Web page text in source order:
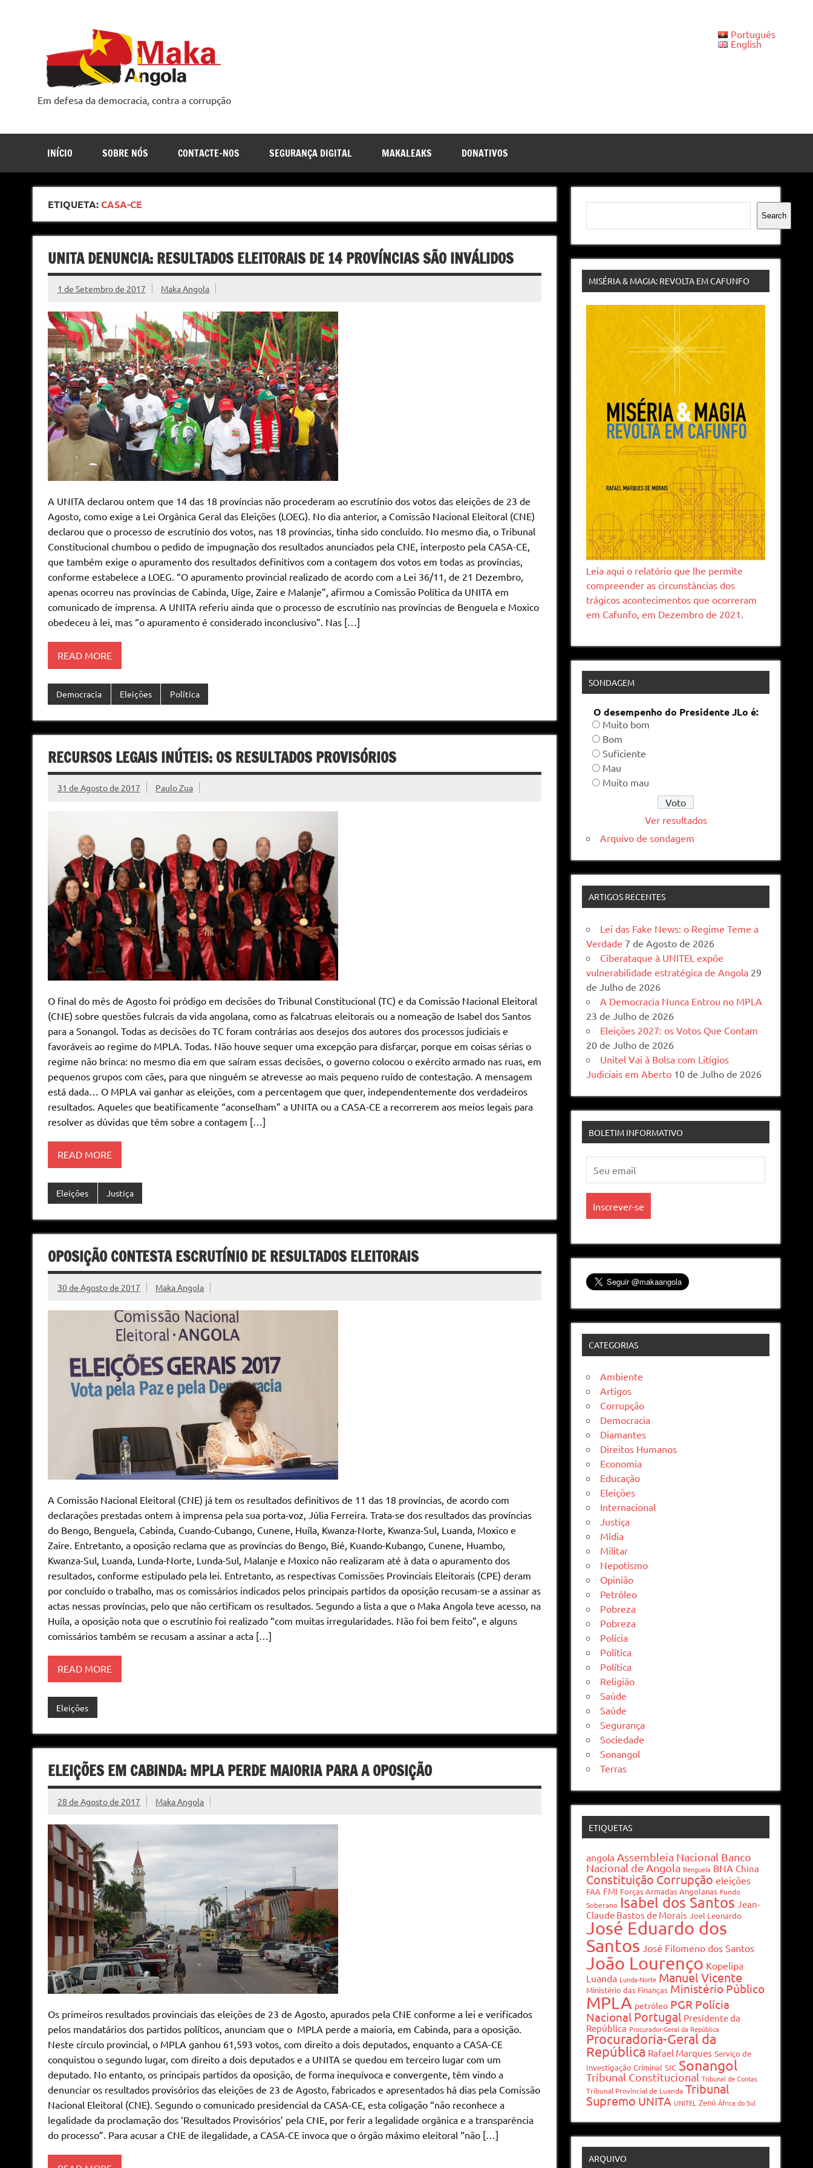
Em defesa da democracia, contra a corrupção
Português
English
INÍCIO SOBRE NÓS CONTACTE-NOS SEGURANÇA DIGITAL MAKALEAKS DONATIVOS
ETIQUETA:CASA-CE
UNITA DENUNCIA: RESULTADOS ELEITORAIS DE 14 PROVÍNCIAS SÃO INVÁLIDOS
1 de Setembro de 2017 Maka Angola
A UNITA declarou ontem que 14 das 18 províncias não procederam ao escrutínio dos votos das eleições de 23 de
Agosto, como exige a Lei Orgânica Geral das Eleições (LOEG). No dia anterior, a Comissão Nacional Eleitoral (CNE)
declarou que o processo de escrutínio dos votos, nas 18 províncias, tinha sido concluído. No mesmo dia, o Tribunal
Constitucional chumbou o pedido de impugnação dos resultados anunciados pela CNE, interposto pela CASA-CE,
que também exige o apuramento dos resultados definitivos com a contagem dos votos em todas as províncias,
conforme estabelece a LOEG. “O apuramento provincial realizado de acordo com a Lei 36/11, de 21 Dezembro,
apenas ocorreu nas províncias de Cabinda, Uíge, Zaire e Malanje”, afirmou a Comissão Política da UNITA em
comunicado de imprensa. A UNITA referiu ainda que o processo de escrutínio nas províncias de Benguela e Moxico
obedeceu à lei, mas “o apuramento é considerado inconclusivo”. Nas […]
READ MORE
Democracia Eleições Política
RECURSOS LEGAIS INÚTEIS: OS RESULTADOS PROVISÓRIOS
31 de Agosto de 2017 Paulo Zua
O final do mês de Agosto foi pródigo em decisões do Tribunal Constitucional (TC) e da Comissão Nacional Eleitoral
(CNE) sobre questões fulcrais da vida angolana, como as falcatruas eleitorais ou a nomeação de Isabel dos Santos
para a Sonangol. Todas as decisões do TC foram contrárias aos desejos dos autores dos processos judiciais e
favoráveis ao regime do MPLA. Todas. Não houve sequer uma excepção para disfarçar, porque em coisas sérias o
regime não brinca: no mesmo dia em que saíram essas decisões, o governo colocou o exército armado nas ruas, em
pequenos grupos com cães, para que ninguém se atrevesse ao mais pequeno ruído de contestação. A mensagem
está dada… O MPLA vai ganhar as eleições, com a percentagem que quer, independentemente dos verdadeiros
resultados. Aqueles que beatificamente “aconselham” a UNITA ou a CASA-CE a recorrerem aos meios legais para
resolver as dúvidas que têm sobre a contagem […]
READ MORE
Eleições Justiça
OPOSIÇÃO CONTESTA ESCRUTÍNIO DE RESULTADOS ELEITORAIS
30 de Agosto de 2017 Maka Angola
A Comissão Nacional Eleitoral (CNE) já tem os resultados definitivos de 11 das 18 províncias, de acordo com
declarações prestadas ontem à imprensa pela sua porta-voz, Júlia Ferreira. Trata-se dos resultados das províncias
do Bengo, Benguela, Cabinda, Cuando-Cubango, Cunene, Huíla, Kwanza-Norte, Kwanza-Sul, Luanda, Moxico e
Zaire. Entretanto, a oposição reclama que as províncias do Bengo, Bié, Kuando-Kubango, Cunene, Huambo,
Kwanza-Sul, Luanda, Lunda-Norte, Lunda-Sul, Malanje e Moxico não realizaram até à data o apuramento dos
resultados, conforme estipulado pela lei. Entretanto, as respectivas Comissões Provinciais Eleitorais (CPE) deram
por concluído o trabalho, mas os comissários indicados pelos principais partidos da oposição recusam-se a assinar as
actas nessas províncias, pelo que não certificam os resultados. Segundo a lista a que o Maka Angola teve acesso, na
Huíla, a oposição nota que o escrutínio foi realizado “com muitas irregularidades. Não foi bem feito”, e alguns
comissários também se recusam a assinar a acta […]
READ MORE
Eleições
ELEIÇÕES EM CABINDA: MPLA PERDE MAIORIA PARA A OPOSIÇÃO
28 de Agosto de 2017 Maka Angola
Os primeiros resultados provinciais das eleições de 23 de Agosto, apurados pela CNE conforme a lei e verificados
pelos mandatários dos partidos políticos, anunciam que o MPLA perde a maioria, em Cabinda, para a oposição.
Neste círculo provincial, o MPLA ganhou 61,593 votos, com direito a dois deputados, enquanto a CASA-CE
conquistou o segundo lugar, com direito a dois deputados e a UNITA se quedou em terceiro lugar com um
deputado. No entanto, os principais partidos da oposição, de forma inequívoca e convergente, têm vindo a
denunciar os resultados provisórios das eleições de 23 de Agosto, fabricados e apresentados há dias pela Comissão
Nacional Eleitoral (CNE). Segundo o comunicado presidencial da CASA-CE, esta coligação “não reconhece a
legalidade da proclamação dos ‘Resultados Provisórios’ pela CNE, por ferir a legalidade orgânica e a transparência
do processo”. Para acusar a CNE de ilegalidade, a CASA-CE invoca que o órgão máximo eleitoral “não […]
Pesquisar
Search
MISÉRIA & MAGIA: REVOLTA EM CAFUNFO
Leia aqui o relatório que lhe permite
compreender as circunstâncias dos
trágicos acontecimentos que ocorreram
em Cafunfo, em Dezembro de 2021.
SONDAGEM
O desempenho do Presidente JLo é:
Muito bom
Bom
Suficiente
Mau
Muito mau
Ver resultados
Arquivo de sondagem
ARTIGOS RECENTES
Lei das Fake News: o Regime Teme a
Verdade 7 de Agosto de 2026
Ciberataque à UNITEL expõe
vulnerabilidade estratégica de Angola 29
de Julho de 2026
A Democracia Nunca Entrou no MPLA
23 de Julho de 2026
Eleições 2027: os Votos Que Contam
20 de Julho de 2026
Unitel Vai à Bolsa com Litígios
Judiciais em Aberto 10 de Julho de 2026
BOLETIM INFORMATIVO
CATEGORIAS
Ambiente
Artigos
Corrupção
Democracia
Diamantes
Direitos Humanos
Economia
Educação
Eleições
Internacional
Justiça
Mídia
Militar
Nepotismo
Opinião
Petróleo
Pobreza
Pobreza
Polícia
Política
Política
Religião
Saúde
Saúde
Segurança
Sociedade
Sonangol
Terras
ETIQUETAS
angola Assembleia Nacional Banco
Nacional de Angola Benguela BNA China
Constituição Corrupção eleições
FAA FMI Forças Armadas Angolanas Fundo
Soberano Isabel dos Santos Jean-
Claude Bastos de Morais Joel Leonardo
José Eduardo dos
Santos José Filomeno dos Santos
João Lourenço Kopelipa
Luanda Lunda-Norte Manuel Vicente
Ministério das Finanças Ministério Público
MPLA petróleo PGR Polícia
Nacional Portugal Presidente da
República Procurador-Geral da República
Procuradoria-Geral da
República Rafael Marques Serviço de
Investigação Criminal SIC Sonangol
Tribunal Constitucional Tribunal de Contas
Tribunal Provincial de Luanda Tribunal
Supremo UNITA UNITEL Zenú África do Sul
ARQUIVO